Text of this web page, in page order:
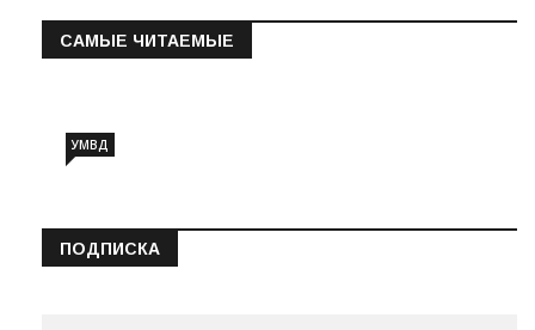
САМЫЕ ЧИТАЕМЫЕ
УМВД
ПОДПИСКА